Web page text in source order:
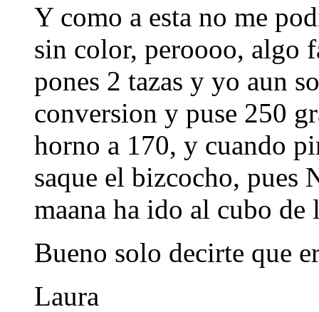
Y como a esta no me
sin color, peroooo, algo
pones 2 tazas y yo aun
conversion y puse 250
horno a 170, y cuando
saque el bizcocho, pues
maana ha ido al cubo de
Bueno solo decirte que
Laura